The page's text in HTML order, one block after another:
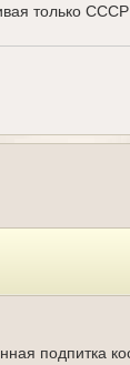
только
подпитка